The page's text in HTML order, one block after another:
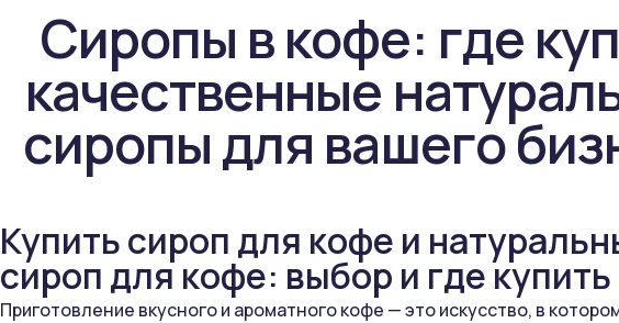
Сиропы в кофе: где
качественные
сиропы для вашего
Купить сироп для кофе и
сироп для кофе: выбор и где купить
Приготовление вкусного и ароматного кофе — это искусство, в